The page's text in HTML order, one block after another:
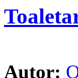
Autor: